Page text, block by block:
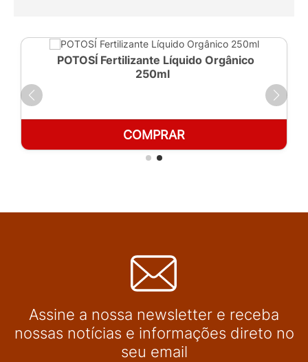
POTOSÍ Fertilizante Líquido Orgânico
250ml
COMPRAR
Assine a nossa newsletter e receba
nossas notícias e informações direto no
seu email